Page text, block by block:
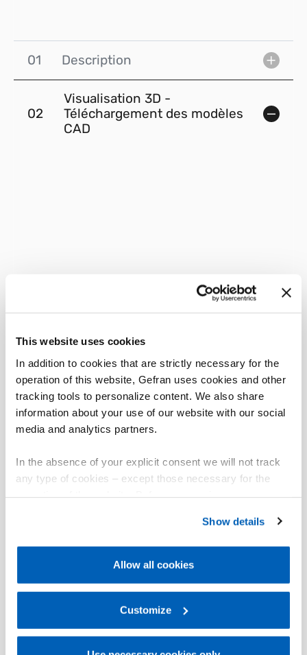
This website uses cookies
In addition to cookies that are strictly necessary for the
operation of this website, Gefran uses cookies and other
tracking tools to personalize content. We also share
information about your use of our website with our social
media and analytics partners.
In the absence of your explicit consent we will not track
any type of cookies – except those necessary for the
Gefran - Cookie
policy.
regarding processing of personal data, at the following
Gefran - Privacy Policy.
Show details
Allow all cookies
Customize
01 Description
02
Visualisation 3D -
Téléchargement des modèles
CAD